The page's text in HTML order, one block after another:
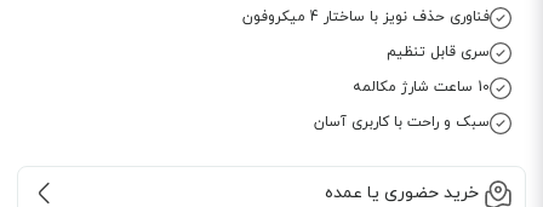
فناوری حذف نویز با ساختار 4 میکروفون
سری قابل تنظیم
10 ساعت شارژ مکالمه
سبک و راحت با کاربری آسان
خرید حضوری یا عمده